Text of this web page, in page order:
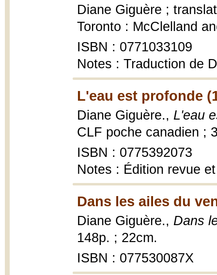
Diane Giguère ;
Toronto : McClelland
ISBN : 0771033109
Notes : Traduction de
L'eau est profonde
Diane Giguère., L'eau
CLF poche canadien ;
ISBN : 0775392073
Notes : Édition revue
Dans les ailes du
Diane Giguère., Dans
148p. ; 22cm.
ISBN : 077530087X